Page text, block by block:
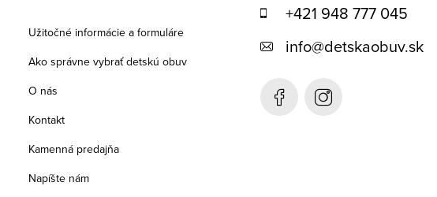
Užitočné informácie a formuláre
Ako správne vybrať detskú obuv
O nás
Kontakt
Kamenná predajňa
Napíšte nám
+421 948 777 045
info@detskaobuv.sk